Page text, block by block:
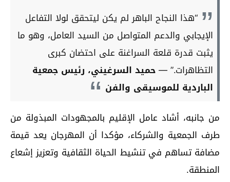
“هذا النجاح الباهر لم يكن ليتحقق لولا التفاعل
الإيجابي والدعم المتواصل من السيد العامل، وهو ما
يثبت قدرة قلعة السراغنة على احتضان كبرى
التظاهرات.” —حميد السرغيني، رئيس جمعية
الباردية للموسيقى والفن
من جانبه، أشاد عامل الإقليم بالمجهودات المبذولة من
طرف الجمعية والشركاء، مؤكدا أن المهرجان يعد قيمة
مضافة تساهم في تنشيط الحياة الثقافية وتعزيز إشعاع
المنطقة.